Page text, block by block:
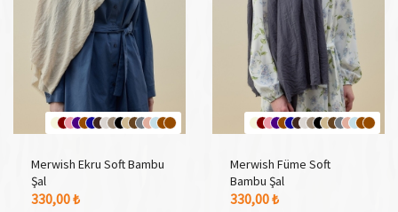
17 Adet Renk Seçeneği
Merwish Ekru Soft Bambu
Şal
330,00 ₺
17 Adet Renk Seçeneği
Merwish Füme Soft
Bambu Şal
330,00 ₺